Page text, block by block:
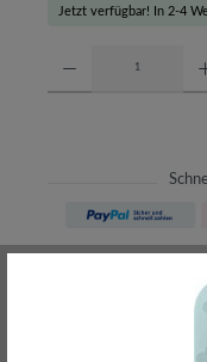
Jetzt verfügbar! In 2-4
meist direkt aus
30 Tage
ohne Risiko